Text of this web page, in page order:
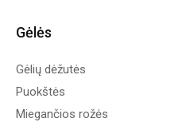
Gėlės
Gėlių dėžutės
Puokštės
Miegančios rožės